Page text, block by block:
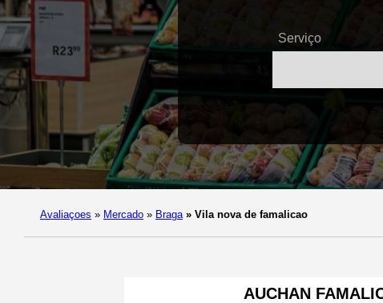
Serviço
Avaliaçoes » Mercado » Braga » Vila nova de famalicao
AUCHAN